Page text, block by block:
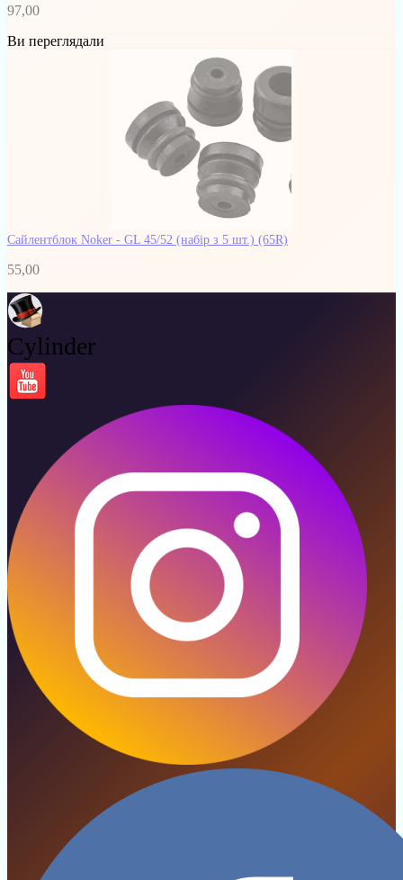
97,00
Ви переглядали
Сайлентблок Noker - GL 45/52 (набір з 5 шт.) (65R)
55,00
Cylinder